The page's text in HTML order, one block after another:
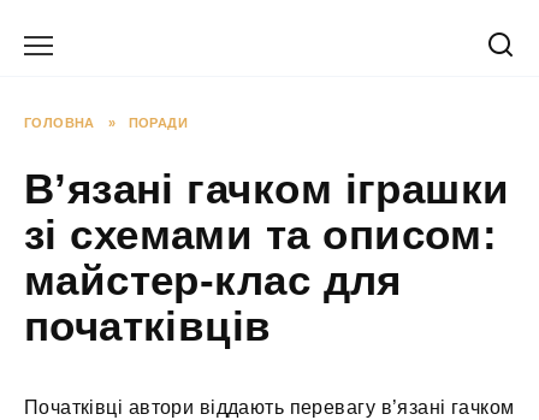
ГОЛОВНА » ПОРАДИ
В’язані гачком іграшки
зі схемами та описом:
майстер-клас для
початківців
Початківці автори віддають перевагу в’язані гачком